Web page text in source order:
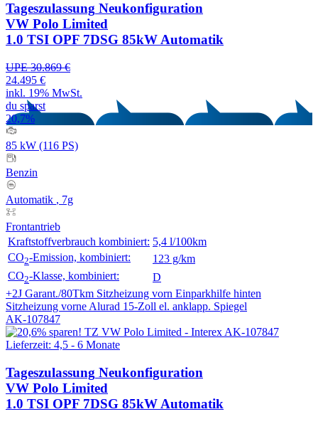
Tageszulassung Neukonfiguration
VW Polo Limited
1.0 TSI OPF 7DSG 85kW Automatik
UPE 30.869 €
24.495 €
inkl. 19% MwSt.
du sparst
20,7%
85 kW (116 PS)
Benzin
Automatik , 7g
Frontantrieb
Kraftstoffverbrauch kombiniert: 5,4 l/100km
CO2-Emission, kombiniert:
123 g/km
CO2-Klasse, kombiniert:
D
+2J Garant./80Tkm Sitzheizung vorn Einparkhilfe hinten
Sitzheizung vorne Alurad 15-Zoll el. anklapp. Spiegel
AK-107847
Lieferzeit: 4,5 - 6 Monate
Tageszulassung Neukonfiguration
VW Polo Limited
1.0 TSI OPF 7DSG 85kW Automatik